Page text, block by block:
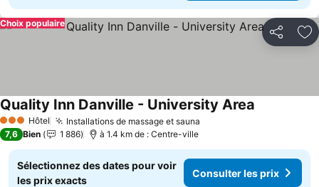
Partager
Choix populaire
3 ÉtoilesHôtel Installations de massage et sauna
Quality Inn Danville - University Area
7,6 Bien 1 886 à 1.4 km de : Centre-ville
Sélectionnez des dates pour voir
les prix exacts
Consulter les prix